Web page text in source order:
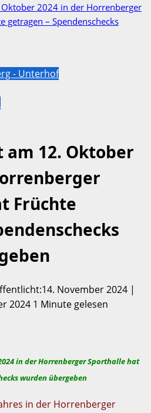
2024 in der Horrenberger
getragen – Spendenschecks
- Unterhof
12. Oktober
Früchte
November 2024 |
2024 1 Minute gelesen
in der Horrenberger Sporthalle hat
wurden übergeben
in der Horrenberger